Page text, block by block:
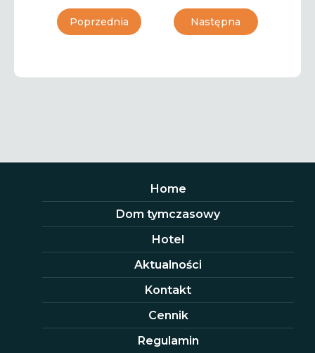
Poprzednia Następna
Home
Dom tymczasowy
Hotel
Aktualności
Kontakt
Cennik
Regulamin